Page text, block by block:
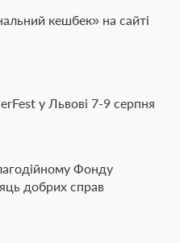
кешбек» на сайті
у Львові 7-9 серпня
Фонду
добрих справ